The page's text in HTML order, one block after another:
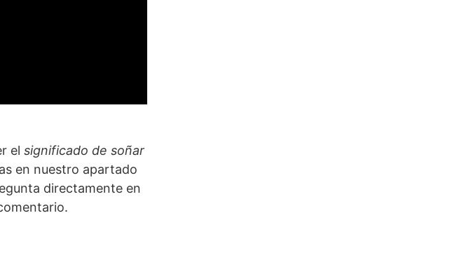
el significado de soñar
en nuestro apartado
directamente en